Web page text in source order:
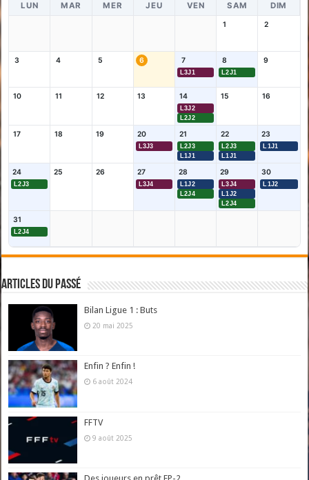
LUN MAR MER JEU VEN SAM DIM
1 2
3 4 5 6 7
L3J1
8
L2J1
9
10 11 12 13 14
L3J2
L2J2
15 16
17 18 19 20
L3J3
21
L2J3
L1J1
22
L2J3
L1J1
23
L1J1
24
L2J3
25 26 27
L3J4
28
L1J2
L2J4
29
L3J4
L1J2
L2J4
30
L1J2
31
L2J4
Articles du passé
Bilan Ligue 1 : Buts
20 mai 2025
Enfin ? Enfin !
6 août 2024
FFTV
9 août 2025